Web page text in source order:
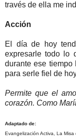
través de ella me
Acción
El día de hoy
expresarle todo lo
durante ese tiempo
para serle fiel de
Permite que el
corazón. Como
Adaptado de:
Evangelización Activa, La